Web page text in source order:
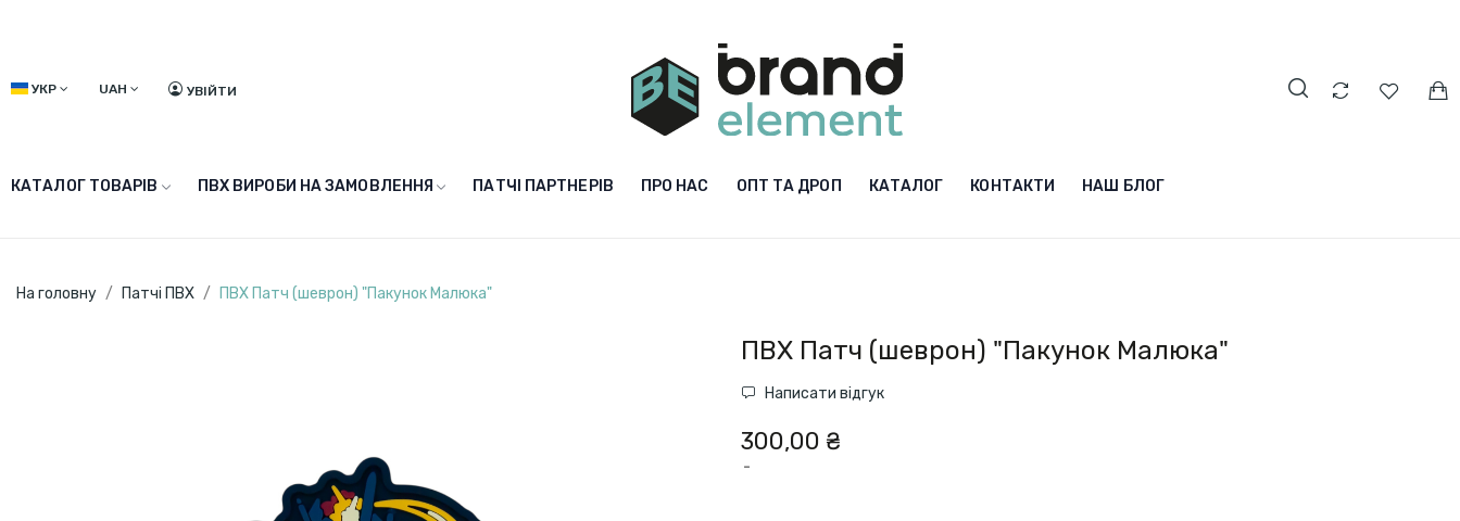
УКР UAH УВІЙТИ
КАТАЛОГ ТОВАРІВ ПВХ ВИРОБИ НА ЗАМОВЛЕННЯ ПАТЧІ ПАРТНЕРІВ ПРО НАС ОПТ ТА ДРОП КАТАЛОГ КОНТАКТИ НАШ БЛОГ
На головну Патчі ПВХ ПВХ Патч (шеврон) "Пакунок Малюка"
ПВХ Патч (шеврон) "Пакунок Малюка"
Написати відгук
300,00 ₴